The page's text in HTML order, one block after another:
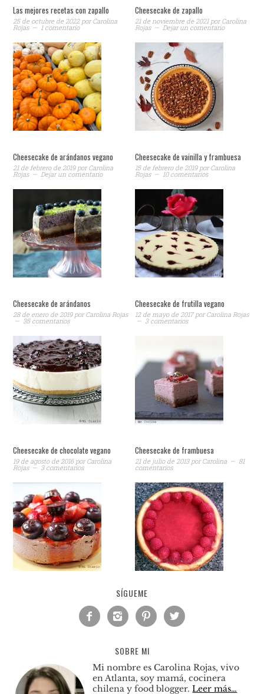
Las mejores recetas con zapallo
25 de octubre de 2022porCarolina
Rojas 1 comentario
Cheesecake de zapallo
21 de noviembre de 2021porCarolina
Rojas Dejar un comentario
Cheesecake de arándanos vegano
21 de febrero de 2019porCarolina
Rojas Dejar un comentario
Cheesecake de vainilla y frambuesa
15 de febrero de 2019porCarolina
Rojas 10 comentarios
Cheesecake de arándanos
28 de enero de 2019porCarolina Rojas
35 comentarios
Cheesecake de frutilla vegano
12 de mayo de 2017porCarolina Rojas
3 comentarios
Cheesecake de chocolate vegano
19 de agosto de 2016porCarolina
Rojas 3 comentarios
Cheesecake de frambuesa
21 de julio de 2013porCarolina 81
comentarios
SÍGUEME
   
SOBRE MI
Mi nombre es Carolina Rojas, vivo
en Atlanta, soy mamá, cocinera
chilena y food blogger.Leer más…